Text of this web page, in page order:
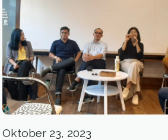
Oktober 23, 2023